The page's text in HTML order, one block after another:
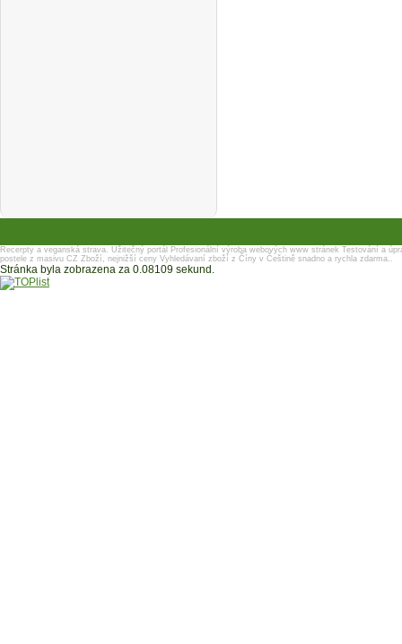
Recerpty a veganská strava. Užitečný portál Profesionální výroba webových www stránek Testování a
postele z masivu CZ Zboží, nejnižší ceny Vyhledávaní zboží z Číny v Češtině snadno a rychla zdarma..
Stránka byla zobrazena za 0.08109 sekund.